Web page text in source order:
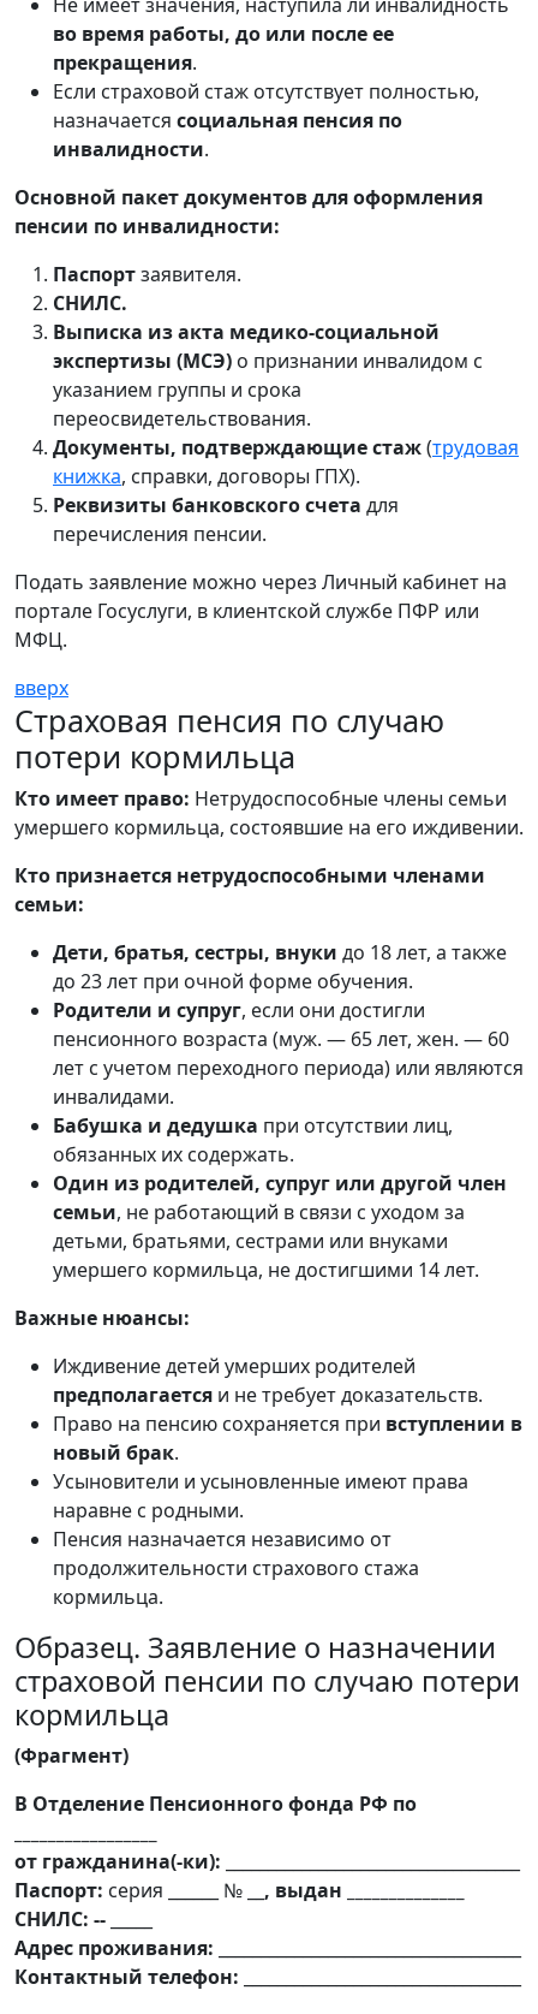
во время работы, до или после ее
прекращения.
Если страховой стаж отсутствует полностью,
назначается социальная пенсия по
инвалидности.
Основной пакет документов для оформления
пенсии по инвалидности:
Паспортзаявителя.
СНИЛС.
Выписка из акта медико-социальной
экспертизы (МСЭ) о признании инвалидом с
указанием группы и срока
переосвидетельствования.
Документы, подтверждающие стаж(трудовая
книжка, справки, договоры ГПХ).
Реквизиты банковского счета для
перечисления пенсии.
Подать заявление можно через Личный кабинет на
портале Госуслуги, в клиентской службе ПФР или
МФЦ.
вверх
Страховая пенсия по случаю
потери кормильца
Кто имеет право: Нетрудоспособные члены семьи
умершего кормильца, состоявшие на его иждивении.
Кто признается нетрудоспособными членами
семьи:
Дети, братья, сестры, внуки до 18 лет, а также
до 23 лет при очной форме обучения.
Родители и супруг, если они достигли
пенсионного возраста (муж. — 65 лет, жен. — 60
лет с учетом переходного периода) или являются
инвалидами.
Бабушка и дедушка при отсутствии лиц,
обязанных их содержать.
Один из родителей, супруг или другой член
семьи, не работающий в связи с уходом за
детьми, братьями, сестрами или внуками
умершего кормильца, не достигшими 14 лет.
Важные нюансы:
Иждивение детей умерших родителей
предполагается и не требует доказательств.
Право на пенсию сохраняется при вступлении в
новый брак.
Усыновители и усыновленные имеют права
наравне с родными.
Пенсия назначается независимо от
продолжительности страхового стажа
кормильца.
Образец. Заявление о назначении
страховой пенсии по случаю потери
кормильца
(Фрагмент)
В Отделение Пенсионного фонда РФ по
от гражданина(-ки):
Паспорт: серия ______ № __ , выдан ______________
СНИЛС: --
Адрес проживания:
Контактный телефон: